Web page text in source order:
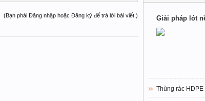
(Bạn phải Đăng nhập hoặc Đăng ký để trả lời bài viết.) Giải pháp lót
Thùng rác